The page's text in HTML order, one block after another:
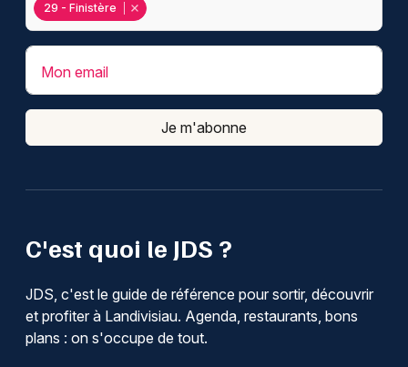
C'est quoi le JDS ?
JDS, c'est le guide de référence pour sortir, découvrir
et profiter à Landivisiau. Agenda, restaurants, bons
plans : on s'occupe de tout.
29 - Finistère
Mon email
Je m'abonne